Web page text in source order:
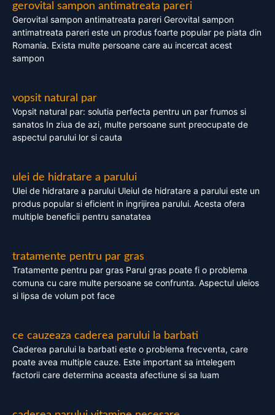
gerovital sampon antimatreata pareri
Gerovital sampon antimatreata pareri Gerovital sampon
antimatreata pareri este un produs foarte popular pe piata din
Romania. Exista multe persoane care au incercat acest
sampon
vopsit natural par
Vopsit natural par: solutia perfecta pentru un par frumos si
sanatos In ziua de azi, multe persoane sunt preocupate de
aspectul parului lor si cauta
ulei de hidratare a parului
Ulei de hidratare a parului Uleiul de hidratare a parului este un
produs popular si eficient in ingrijirea parului. Acesta ofera
multiple beneficii pentru sanatatea
tratamente pentru par gras
Tratamente pentru par gras Parul gras poate fi o problema
comuna cu care multe persoane se confrunta. Aspectul uleios
si lipsa de volum pot face
ce cauzeaza caderea parului la barbati
Caderea parului la barbati este o problema frecventa, care
poate avea multiple cauze. Este important sa intelegem
factorii care determina aceasta afectiune si sa luam